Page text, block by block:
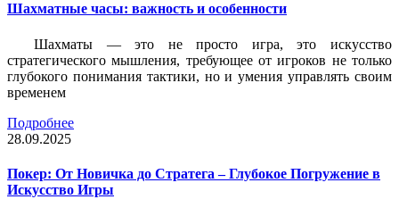
Шахматные часы: важность и особенности
Шахматы — это не просто игра, это искусство
стратегического мышления, требующее от игроков не только
глубокого понимания тактики, но и умения управлять своим
временем
Подробнее
28.09.2025
Покер: От Новичка до Стратега – Глубокое Погружение в
Искусство Игры